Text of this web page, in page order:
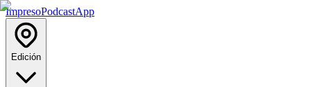
ImpresoPodcastApp
Edición